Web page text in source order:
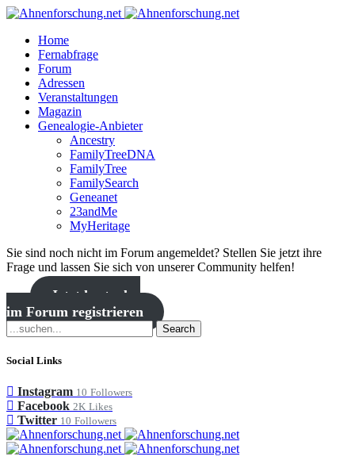
Home
Fernabfrage
Forum
Adressen
Veranstaltungen
Magazin
Genealogie-Anbieter
Ancestry
FamilyTreeDNA
FamilyTree
FamilySearch
Geneanet
23andMe
MyHeritage
Sie sind noch nicht im Forum angemeldet? Stellen Sie jetzt ihre
Frage und lassen Sie sich von unserer Community helfen!
Jetzt kostenlos
im Forum registrieren
Search
Social Links
Instagram 10 Followers
Facebook 2K Likes
Twitter 10 Followers